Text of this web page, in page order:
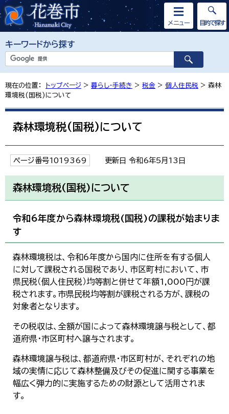
キーワードから探す
メニュー 目的で探す
現在の位置： トップページ > 暮らし・手続き > 税金 > 個人住民税 > 森林
環境税(国税)について
森林環境税(国税)について
ページ番号1019369 更新日 令和6年5月13日
森林環境税(国税)について
令和6年度から森林環境税(国税)の課税が始まりま
す
森林環境税は、令和6年度から国内に住所を有する個人
に対して課税される国税であり、市区町村において、市
県民税（個人住民税）均等割と併せて年額1,000円が課
税されます。市県民税均等割が課税される方が、課税の
対象者となります。
その税収は、全額が国によって森林環境譲与税として、都
道府県・市区町村へ譲与されます。
森林環境譲与税は、都道府県・市区町村が、それぞれの地
域の実情に応じて森林整備及びその促進に関する事業を
幅広く弾力的に実施するための財源として活用されま
す。